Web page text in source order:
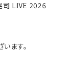
司 LIVE 2026
ます。